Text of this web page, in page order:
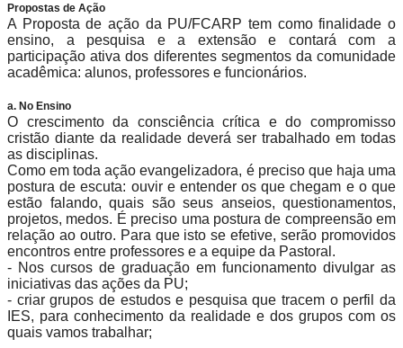
Propostas de Ação
A Proposta de ação da PU/FCARP tem como finalidade o
ensino, a pesquisa e a extensão e contará com a
participação ativa dos diferentes segmentos da comunidade
acadêmica: alunos, professores e funcionários.
a. No Ensino
O crescimento da consciência crítica e do compromisso
cristão diante da realidade deverá ser trabalhado em todas
as disciplinas.
Como em toda ação evangelizadora, é preciso que haja uma
postura de escuta: ouvir e entender os que chegam e o que
estão falando, quais são seus anseios, questionamentos,
projetos, medos. É preciso uma postura de compreensão em
relação ao outro. Para que isto se efetive, serão promovidos
encontros entre professores e a equipe da Pastoral.
- Nos cursos de graduação em funcionamento divulgar as
iniciativas das ações da PU;
- criar grupos de estudos e pesquisa que tracem o perfil da
IES, para conhecimento da realidade e dos grupos com os
quais vamos trabalhar;